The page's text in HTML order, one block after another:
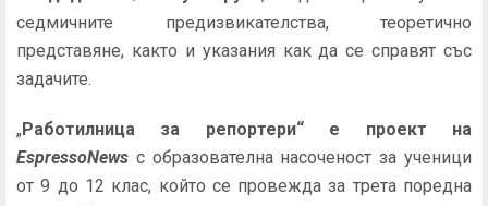
седмичните предизвикателства, теоретично
представяне, както и указания как да се справят със
задачите.
„Работилница за репортери“ е проект на
EspressoNews с образователна насоченост за ученици
от 9 до 12 клас, който се провежда за трета поредна